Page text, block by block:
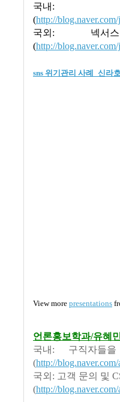
국내:
(http://
국외: 넥서
(http://
sns 위기관리 사례_신라
View more presentations
언론홍보학과/유혜
국내: 구직자
(http://
국외: 고객 문의 및
(http://